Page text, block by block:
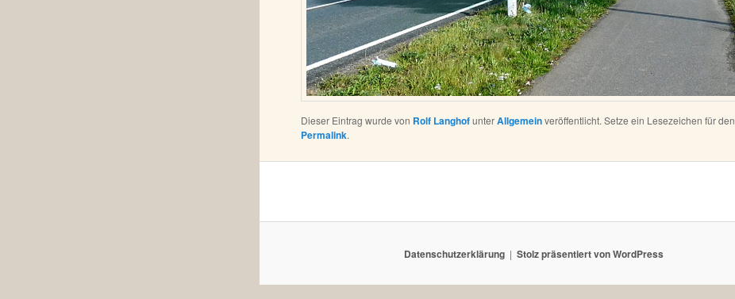
Dieser Eintrag wurde von Rolf LanghofunterAllgemeinveröffentlicht. Setze ein Lesezeichen für den
Permalink.
Datenschutzerklärung Stolz präsentiert von WordPress